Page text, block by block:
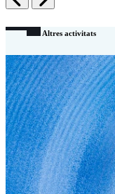
AnteriorSiguiente
Altres activitats